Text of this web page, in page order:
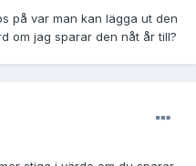
på var man kan lägga ut den
om jag sparar den nåt år till?